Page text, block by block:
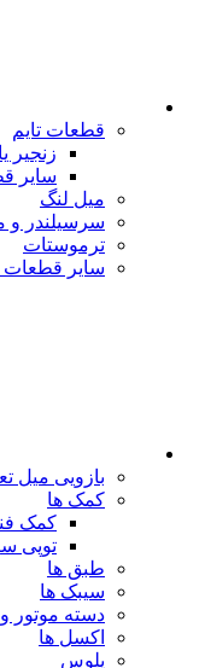
قطعات تایم
زنجیر
سایر
میل لنگ
سرسیلندر و
ترموستات
سایر قطعات
بازویی میل
کمک ها
کمک
توپی
طبق ها
سیبک ها
دسته موتور
اکسل ها
پلوس